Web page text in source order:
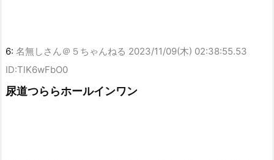
6: 名無しさん＠５ちゃんねる 2023/11/09(木) 02:38:55.53
ID:TlK6wFbO0
尿道つららホールインワン